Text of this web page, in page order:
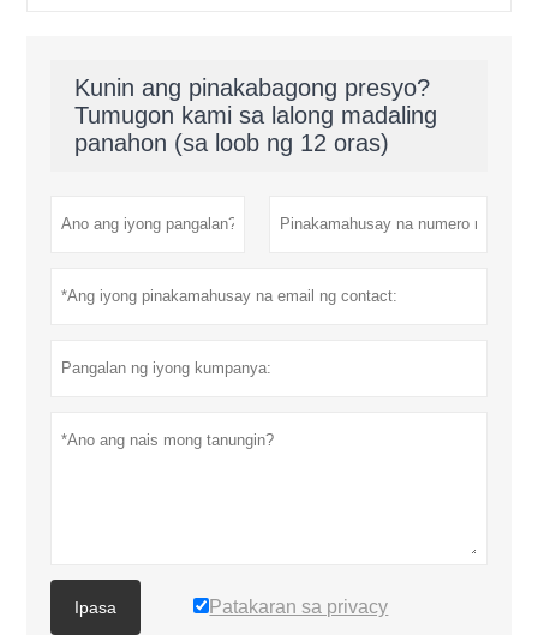
Kunin ang pinakabagong presyo?
Tumugon kami sa lalong madaling
panahon (sa loob ng 12 oras)
Ipasa Patakaran sa privacy